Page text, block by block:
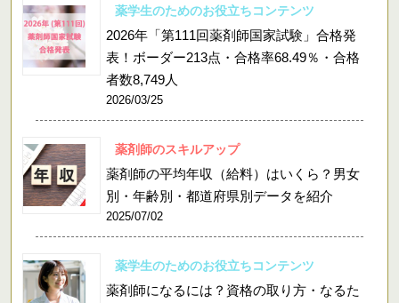
薬学生のためのお役立ちコンテンツ
2026年「第111回薬剤師国家試験」合格発
表！ボーダー213点・合格率68.49％・合格
者数8,749人
2026/03/25
薬剤師のスキルアップ
薬剤師の平均年収（給料）はいくら？男女
別・年齢別・都道府県別データを紹介
2025/07/02
薬学生のためのお役立ちコンテンツ
薬剤師になるには？資格の取り方・なるた